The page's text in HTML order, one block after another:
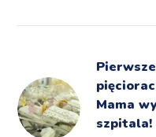
Mama
szpitala!